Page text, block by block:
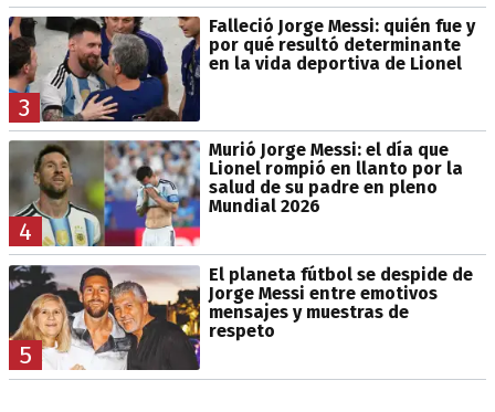
3
Falleció Jorge Messi: quién fue y
por qué resultó determinante
en la vida deportiva de Lionel
4
Murió Jorge Messi: el día que
Lionel rompió en llanto por la
salud de su padre en pleno
Mundial 2026
5
El planeta fútbol se despide de
Jorge Messi entre emotivos
mensajes y muestras de
respeto